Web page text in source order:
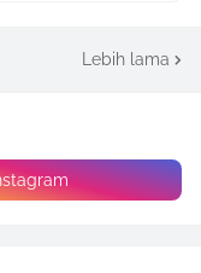
Lebih lama